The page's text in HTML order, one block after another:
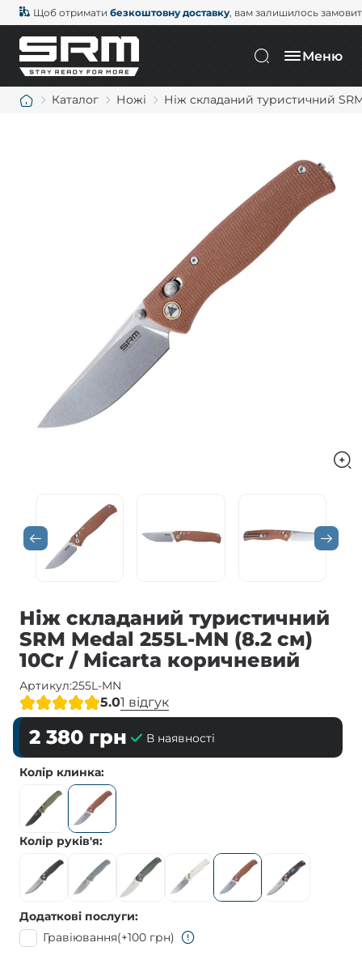
Щоб отримати безкоштовну доставку, вам залишилось
Меню
Каталог Ножі Ніж складаний туристичний
Ніж складаний туристичний
SRM Medal 255L-MN (8.2 см)
10Cr / Micarta коричневий
Артикул:255L-MN
5.01 відгук
2 380 грн В наявності
Колір клинка
Колір руків'я
Додаткові послуги
Гравіювання(+100 грн)